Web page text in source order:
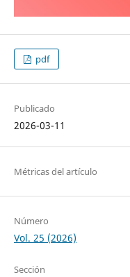
pdf
Publicado
2026-03-11
Métricas del artículo
Número
Vol. 25 (2026)
Sección